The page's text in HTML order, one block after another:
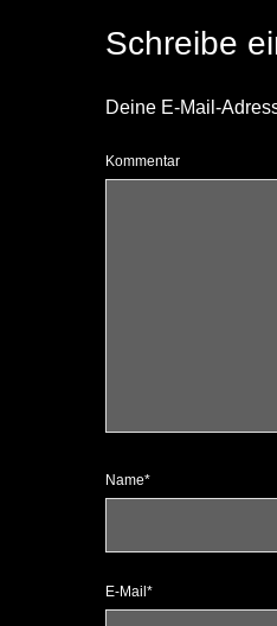
Schreibe
Deine E-Mail-
Kommentar
Name*
E-Mail*